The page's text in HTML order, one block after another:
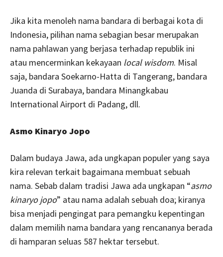
Jika kita menoleh nama bandara di berbagai kota di
Indonesia, pilihan nama sebagian besar merupakan
nama pahlawan yang berjasa terhadap republik ini
atau mencerminkan kekayaan local wisdom. Misal
saja, bandara Soekarno-Hatta di Tangerang, bandara
Juanda di Surabaya, bandara Minangkabau
International Airport di Padang, dll.
Asmo Kinaryo Jopo
Dalam budaya Jawa, ada ungkapan populer yang saya
kira relevan terkait bagaimana membuat sebuah
nama. Sebab dalam tradisi Jawa ada ungkapan “asmo
kinaryo jopo” atau nama adalah sebuah doa; kiranya
bisa menjadi pengingat para pemangku kepentingan
dalam memilih nama bandara yang rencananya berada
di hamparan seluas 587 hektar tersebut.